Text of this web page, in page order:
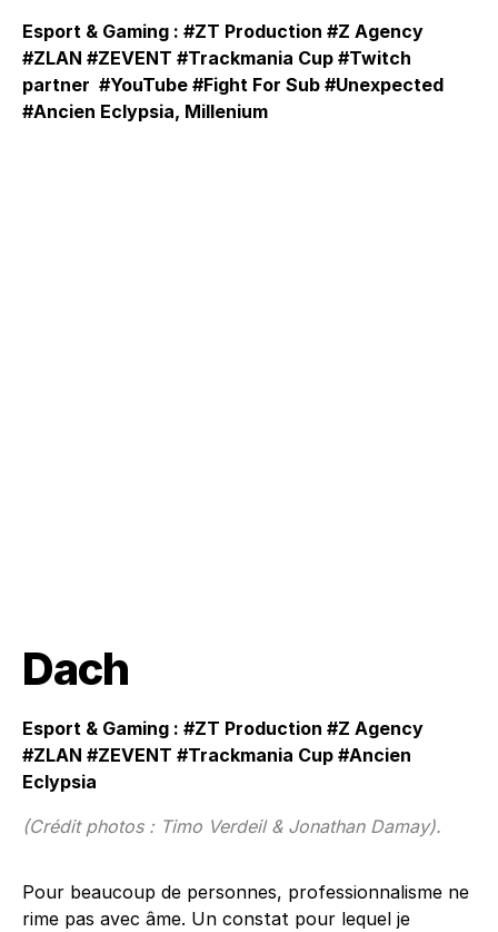
Esport & Gaming : #ZT Production #Z Agency
#ZLAN #ZEVENT #Trackmania Cup #Twitch
partner #YouTube #Fight For Sub #Unexpected
#Ancien Eclypsia, Millenium
Dach
Esport & Gaming : #ZT Production #Z Agency
#ZLAN #ZEVENT #Trackmania Cup #Ancien
Eclypsia
(Crédit photos : Timo Verdeil & Jonathan Damay).
Pour beaucoup de personnes, professionnalisme ne
rime pas avec âme. Un constat pour lequel je